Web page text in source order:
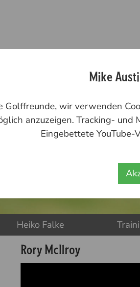
Heiko Falke
Rory McIlroy
Mike
Golffreunde, wir verwenden
anzuzeigen. Tracking- und
Eingebettete YouTube-